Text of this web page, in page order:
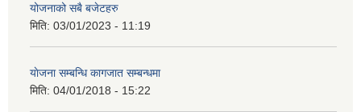
योजनाको सबै बजेटहरु
मिति: 03/01/2023 - 11:19
याेजना सम्बन्धि कागजात सम्बन्धमा
मिति: 04/01/2018 - 15:22